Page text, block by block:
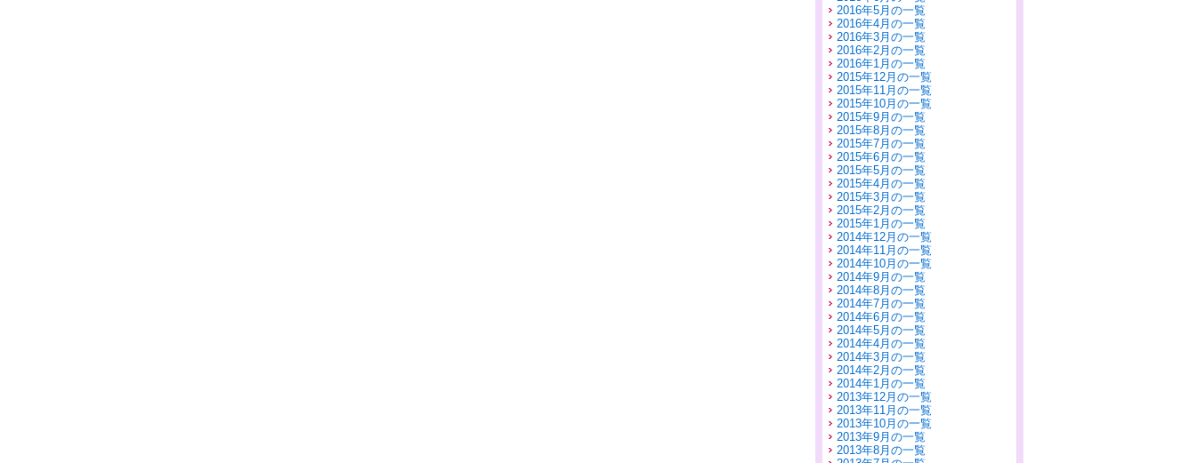
2016年5月の一覧
2016年4月の一覧
2016年3月の一覧
2016年2月の一覧
2016年1月の一覧
2015年12月の一覧
2015年11月の一覧
2015年10月の一覧
2015年9月の一覧
2015年8月の一覧
2015年7月の一覧
2015年6月の一覧
2015年5月の一覧
2015年4月の一覧
2015年3月の一覧
2015年2月の一覧
2015年1月の一覧
2014年12月の一覧
2014年11月の一覧
2014年10月の一覧
2014年9月の一覧
2014年8月の一覧
2014年7月の一覧
2014年6月の一覧
2014年5月の一覧
2014年4月の一覧
2014年3月の一覧
2014年2月の一覧
2014年1月の一覧
2013年12月の一覧
2013年11月の一覧
2013年10月の一覧
2013年9月の一覧
2013年8月の一覧